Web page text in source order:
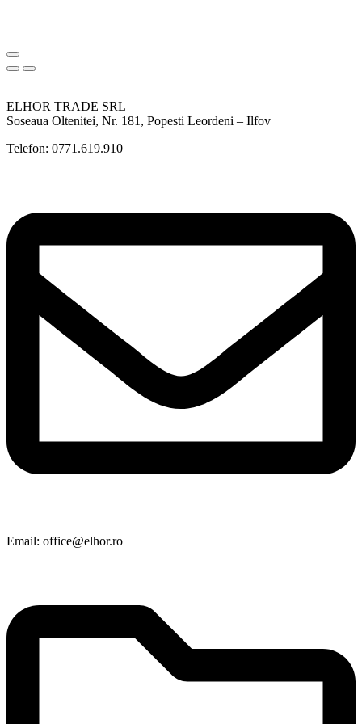
ELHOR TRADE SRL
Soseaua Oltenitei, Nr. 181, Popesti Leordeni – Ilfov
Telefon: 0771.619.910
Email: office@elhor.ro